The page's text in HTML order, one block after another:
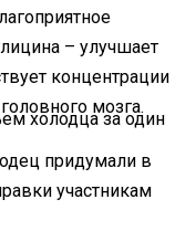
– улучшает
концентрации
мозга.
холодца за один
придумали в
участникам